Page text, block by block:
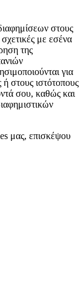
στους
με εσένα
της
για
στους ιστότοπους
σου, καθώς και
μας, επισκέψου